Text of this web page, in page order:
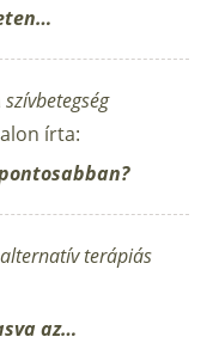
szívbetegség
írta:
terápiás
az…